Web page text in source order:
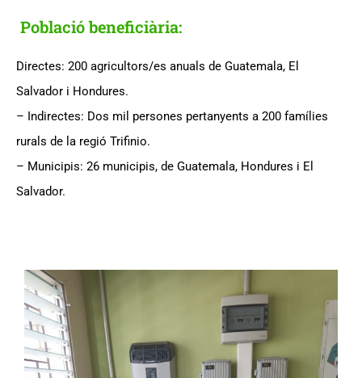
Població beneficiària:
Directes: 200 agricultors/es anuals de Guatemala, El
Salvador i Hondures.
– Indirectes: Dos mil persones pertanyents a 200 famílies
rurals de la regió Trifinio.
– Municipis: 26 municipis, de Guatemala, Hondures i El
Salvador.